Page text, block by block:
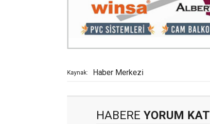
Kaynak: Haber Merkezi
HABERE YORUM KAT